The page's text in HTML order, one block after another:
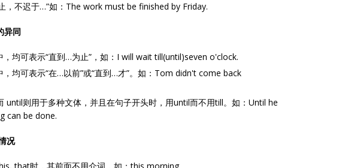
，不迟于…”如：The work must be finished by Friday.
异同
均可表示“直到…为止”，如：I will wait till(until)seven o'clock.
均可表示“在…以前”或“直到…才”。如：Tom didn't come back
until则用于多种文体，并且在句子开头时，用until而不用till。如：Until he
can be done.
况